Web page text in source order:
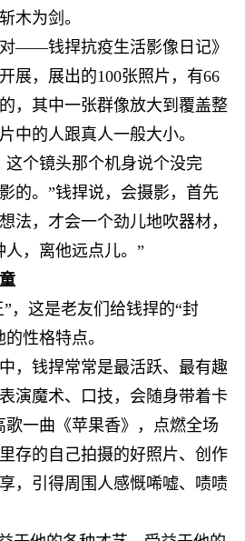
木为剑。
——钱捍抗疫生活影像日记》
展，展出的100张照片，有66
，其中一张群像放大到覆盖整
中的人跟真人一般大小。
这个镜头那个机身说个没完
的。”钱捍说，会摄影，首先
法，才会一个劲儿地吹器材，
人，离他远点儿。”
”，这是老友们给钱捍的“封
性格特点。
，钱捍常常是最活跃、最有趣
演魔术、口技，会随身带着卡
一曲《苹果香》，点燃全场
存的自己拍摄的好照片、创作
，引得周围人感慨唏嘘、啧啧